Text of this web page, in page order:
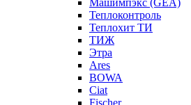
Машимпэкс (GEA)
Теплоконтроль
Теплохит ТИ
ТИЖ
Этра
Ares
BOWA
Ciat
Fischer